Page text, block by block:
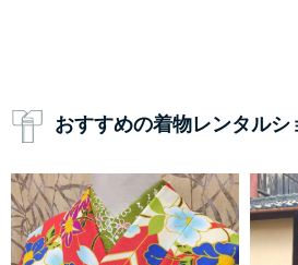
おすすめの着物レンタルシ